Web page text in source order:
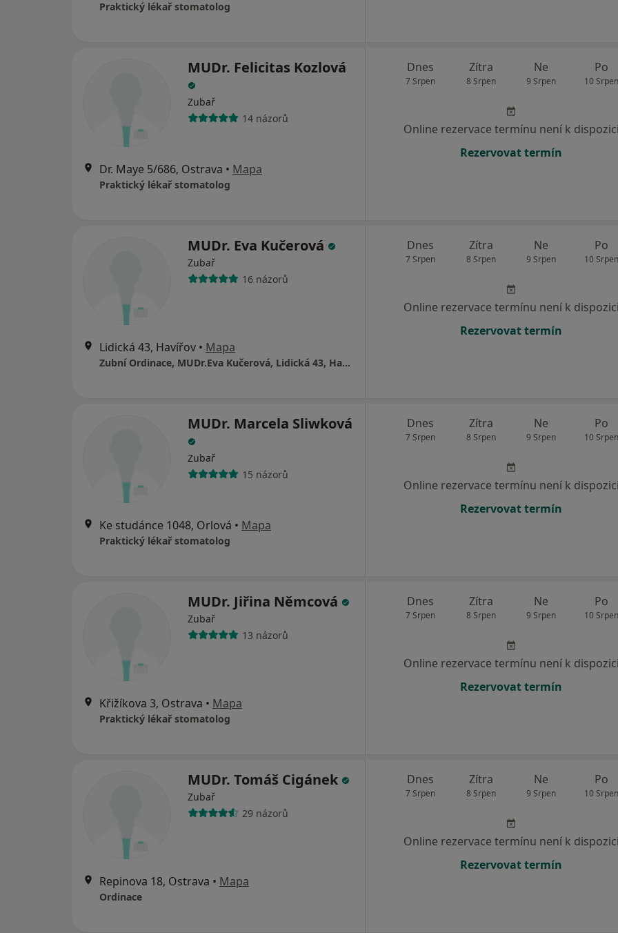
Praktický lékař stomatolog
MUDr. Felicitas Kozlová
Zubař
14 názorů
Dr. Maye 5/686, Ostrava • Mapa
Praktický lékař stomatolog
Dnes
7 Srpen
Zítra
8 Srpen
Ne
9 Srpen
Po
10 Srpen
Online rezervace termínu není k dispozici
Rezervovat termín
MUDr. Eva Kučerová
Zubař
16 názorů
Lidická 43, Havířov • Mapa
Zubní Ordinace, MUDr.Eva Kučerová, Lidická 43, Havířov-Šumbark
Dnes
7 Srpen
Zítra
8 Srpen
Ne
9 Srpen
Po
10 Srpen
Online rezervace termínu není k dispozici
Rezervovat termín
MUDr. Marcela Sliwková
Zubař
15 názorů
Ke studánce 1048, Orlová • Mapa
Praktický lékař stomatolog
Dnes
7 Srpen
Zítra
8 Srpen
Ne
9 Srpen
Po
10 Srpen
Online rezervace termínu není k dispozici
Rezervovat termín
MUDr. Jiřina Němcová
Zubař
13 názorů
Křižíkova 3, Ostrava • Mapa
Praktický lékař stomatolog
Dnes
7 Srpen
Zítra
8 Srpen
Ne
9 Srpen
Po
10 Srpen
Online rezervace termínu není k dispozici
Rezervovat termín
MUDr. Tomáš Cigánek
Zubař
29 názorů
Repinova 18, Ostrava • Mapa
Ordinace
Dnes
7 Srpen
Zítra
8 Srpen
Ne
9 Srpen
Po
10 Srpen
Online rezervace termínu není k dispozici
Rezervovat termín